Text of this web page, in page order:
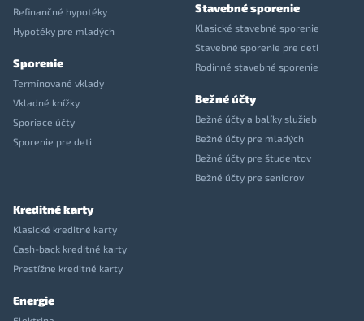
Refinančné hypotéky
Hypotéky pre mladých
Sporenie
Termínované vklady
Vkladné knížky
Sporiace účty
Sporenie pre deti
Stavebné sporenie
Klasické stavebné sporenie
Stavebné sporenie pre deti
Rodinné stavebné sporenie
Bežné účty
Bežné účty a balíky služieb
Bežné účty pre mladých
Bežné účty pre študentov
Bežné účty pre seniorov
Kreditné karty
Klasické kreditné karty
Cash-back kreditné karty
Prestížne kreditné karty
Energie